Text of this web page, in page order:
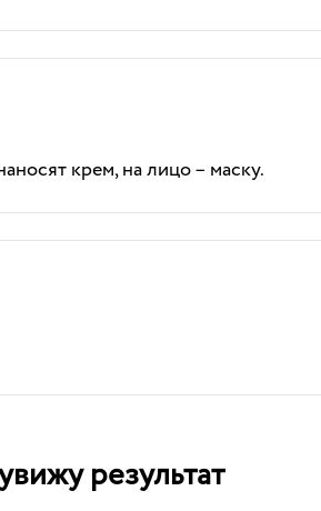
крем, на лицо – маску.
результат